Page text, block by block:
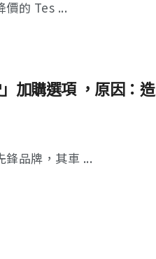
價的 Tes ...
加購選項 ，原因：造
鋒品牌，其車 ...